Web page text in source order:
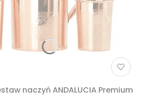
naczyń ANDALUCIA Premium